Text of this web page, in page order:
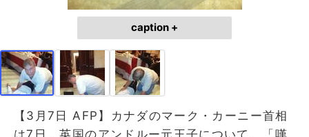
caption +
【3月7日 AFP】カナダのマーク・カーニー首相
は7日、英国のアンドルー元王子について、「嘆